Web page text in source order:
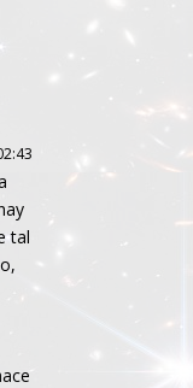
tal